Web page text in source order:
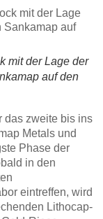
mit der Lage der
auf den
das zweite bis ins
Metals und
Phase der
in den
eintreffen, wird
Lithocap-